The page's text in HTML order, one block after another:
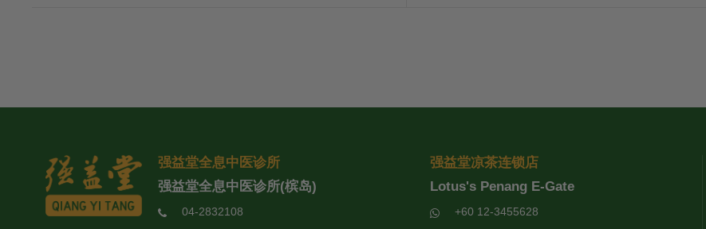
强益堂全息中医诊所
强益堂全息中医诊所(槟岛)
04-2832108
强益堂凉茶连锁店
Lotus's Penang E-Gate
+60 12-3455628